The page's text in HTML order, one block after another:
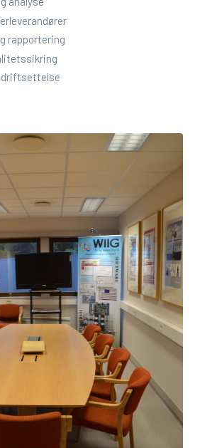
rapportering